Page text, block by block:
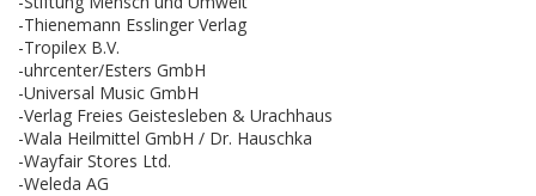
-Thienemann Esslinger Verlag
-Tropilex B.V.
-uhrcenter/Esters GmbH
-Universal Music GmbH
-Verlag Freies Geistesleben & Urachhaus
-Wala Heilmittel GmbH / Dr. Hauschka
-Wayfair Stores Ltd.
-Weleda AG